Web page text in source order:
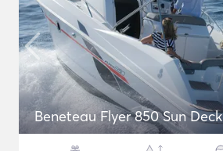
Beneteau Flyer 850 Sun Deck